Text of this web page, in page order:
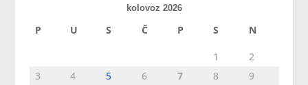
kolovoz 2026
P U S Č P S N
1
2
3
4 5 6 7 8
9